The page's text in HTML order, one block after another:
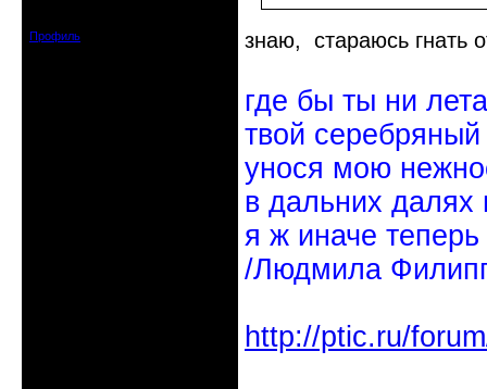
Профиль
знаю, стараюсь гнать
где бы ты ни
твой
унося мою
в дальних
я ж иначе
/Людмила
http://ptic.ru/